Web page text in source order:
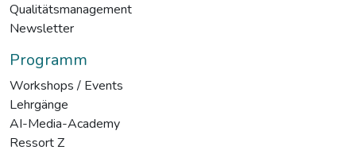
Qualitätsmanagement
Newsletter
Programm
Workshops / Events
Lehrgänge
AI-Media-Academy
Ressort Z